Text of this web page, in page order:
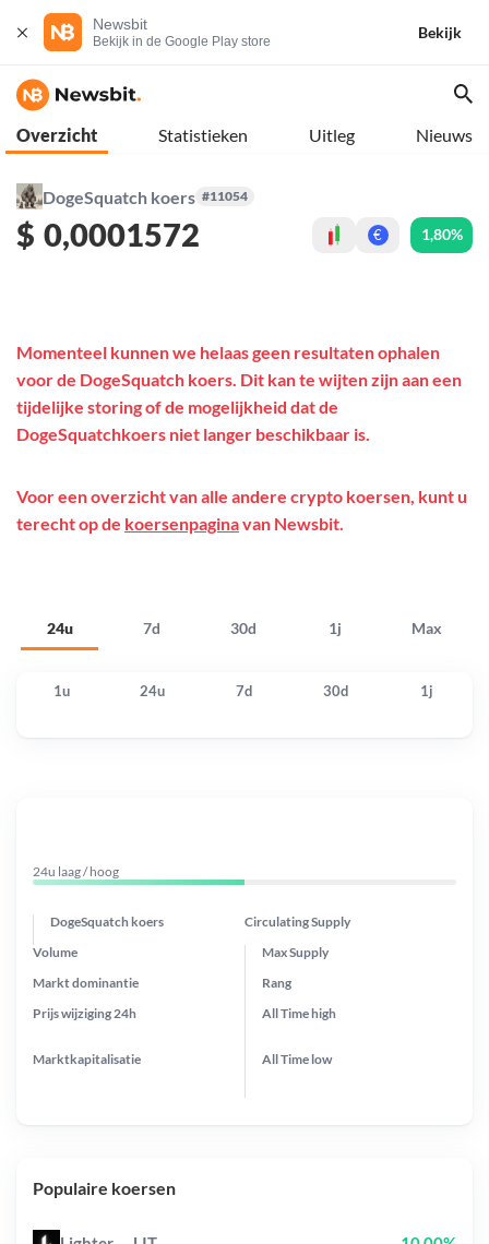
Newsbit
Bekijk in de Google Play store
Bekijk
Overzicht Statistieken Uitleg Nieuws
DogeSquatch koers #11054
$ 0,0001572 € 1,80%
24u 7d 30d 1j Max
Momenteel kunnen we helaas geen resultaten ophalen
voor de DogeSquatch koers. Dit kan te wijten zijn aan een
tijdelijke storing of de mogelijkheid dat de
DogeSquatchkoers niet langer beschikbaar is.
Voor een overzicht van alle andere crypto koersen, kunt u
terecht op de koersenpaginavan Newsbit.
1u 24u 7d 30d 1j
24u laag / hoog
DogeSquatch koers Circulating Supply
Prijs wijziging 24h
Max Supply
Markt dominantie
Marktkapitalisatie
Volume
Rang
All Timehigh
All Time low
Populaire koersen